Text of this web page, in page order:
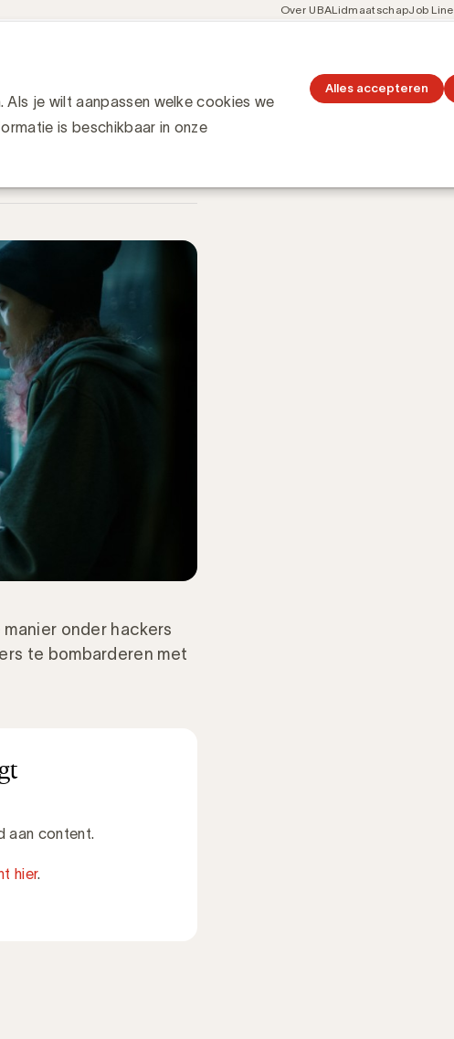
je wilt aanpassen welke cookies we
is beschikbaar in onze
Alles accepteren
Meta
Over UBALidmaatschapJob Line
onder hackers
te bombarderen met
aan content.
hier.